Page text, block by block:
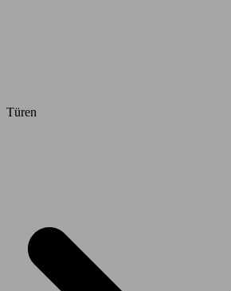
Türen